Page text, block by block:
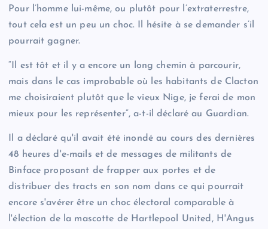
Pour l’homme lui-même, ou plutôt pour l’extraterrestre,
tout cela est un peu un choc. Il hésite à se demander s’il
pourrait gagner.
“Il est tôt et il y a encore un long chemin à parcourir,
mais dans le cas improbable où les habitants de Clacton
me choisiraient plutôt que le vieux Nige, je ferai de mon
mieux pour les représenter”, a-t-il déclaré au Guardian.
Il a déclaré qu'il avait été inondé au cours des dernières
48 heures d'e-mails et de messages de militants de
Binface proposant de frapper aux portes et de
distribuer des tracts en son nom dans ce qui pourrait
encore s'avérer être un choc électoral comparable à
l'élection de la mascotte de Hartlepool United, H'Angus